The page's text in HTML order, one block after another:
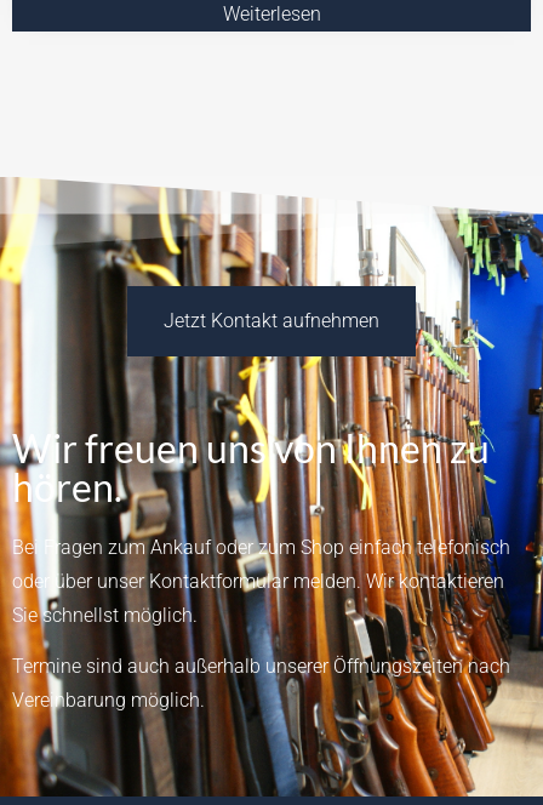
Weiterlesen
Jetzt Kontakt aufnehmen
Wir freuen uns von Ihnen zu
hören.
Bei Fragen zum Ankauf oder zum Shop einfach telefonisch
oder über unser Kontaktformularmelden.Wir kontaktieren
Sie schnellst möglich.
Termine sind auch außerhalb unserer Öffnungszeiten nach
Vereinbarung möglich.